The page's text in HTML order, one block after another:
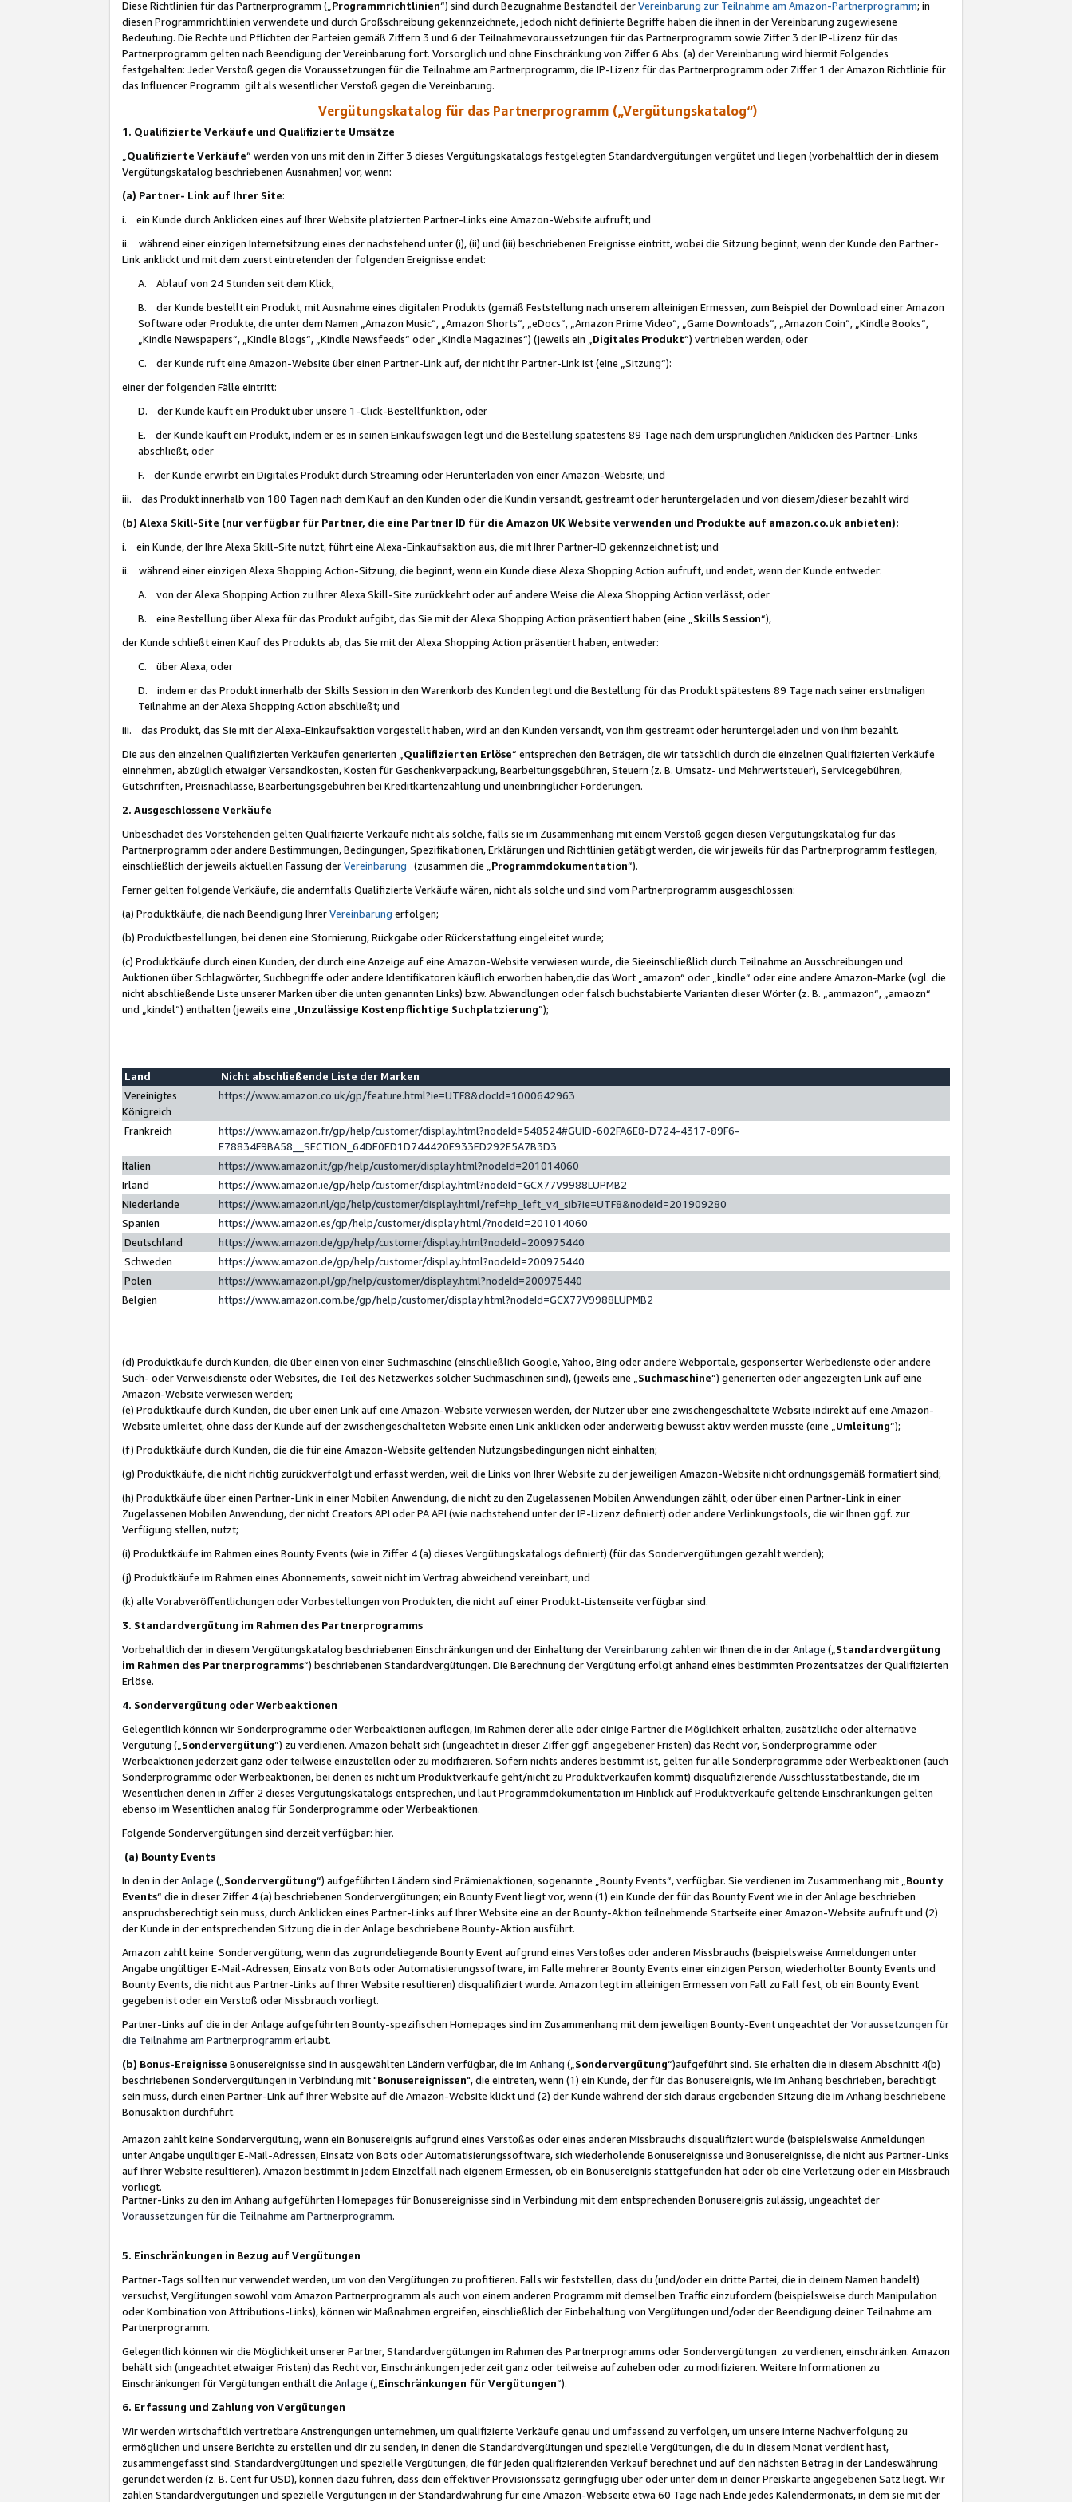
Diese Richtlinien für das Partnerprogramm („Programmrichtlinien“) sind durch Bezugnahme Bestandteil derVereinbarung zur Teilnahme am Amazon-Partnerprogramm; in
diesen Programmrichtlinien verwendete und durch Großschreibung gekennzeichnete, jedoch nicht definierte Begriffe haben die ihnen in der Vereinbarung zugewiesene
Bedeutung. Die Rechte und Pflichten der Parteien gemäß Ziffern 3 und 6 der Teilnahmevoraussetzungen für das Partnerprogramm sowie Ziffer 3 der IP-Lizenz für das
Partnerprogramm gelten nach Beendigung der Vereinbarung fort. Vorsorglich und ohne Einschränkung von Ziffer 6 Abs. (a) der Vereinbarung wird hiermit Folgendes
festgehalten: Jeder Verstoß gegen die Voraussetzungen für die Teilnahme am Partnerprogramm, die IP-Lizenz für das Partnerprogramm oder Ziffer 1 der Amazon Richtlinie für
das Influencer Programm gilt als wesentlicher Verstoß gegen die Vereinbarung.
Vergütungskatalog für das Partnerprogramm („Vergütungskatalog“)
1. Qualifizierte Verkäufe und Qualifizierte Umsätze
Qualifizierte Verkäufe“ werden von uns mit den in Ziffer 3 dieses Vergütungskatalogs festgelegten Standardvergütungen vergütet und liegen (vorbehaltlich der in diesem
Vergütungskatalog beschriebenen Ausnahmen) vor, wenn:
(a) Partner- Link auf Ihrer Site:
i. ein Kunde durch Anklicken eines auf Ihrer Website platzierten Partner-Links eine Amazon-Website aufruft; und
ii. während einer einzigen Internetsitzung eines der nachstehend unter (i), (ii) und (iii) beschriebenen Ereignisse eintritt, wobei die Sitzung beginnt, wenn der Kunde den Partner-
Link anklickt und mit dem zuerst eintretenden der folgenden Ereignisse endet:
A. Ablauf von 24 Stunden seit dem Klick,
B. der Kunde bestellt ein Produkt, mit Ausnahme eines digitalen Produkts (gemäß Feststellung nach unserem alleinigen Ermessen, zum Beispiel der Download einer Amazon
Software oder Produkte, die unter dem Namen „Amazon Music“, „Amazon Shorts“, „eDocs“, „Amazon Prime Video“, „Game Downloads“, „Amazon Coin“, „Kindle Books“,
„Kindle Newspapers“, „Kindle Blogs“, „Kindle Newsfeeds“ oder „Kindle Magazines“) (jeweils ein „ Digitales Produkt“) vertrieben werden, oder
C. der Kunde ruft eine Amazon-Website über einen Partner-Link auf, der nicht Ihr Partner-Link ist (eine „Sitzung“):
einer der folgenden Fälle eintritt:
D. der Kunde kauft ein Produkt über unsere 1-Click-Bestellfunktion, oder
E. der Kunde kauft ein Produkt, indem er es in seinen Einkaufswagen legt und die Bestellung spätestens 89 Tage nach dem ursprünglichen Anklicken des Partner-Links
abschließt, oder
F. der Kunde erwirbt ein Digitales Produkt durch Streaming oder Herunterladen von einer Amazon-Website; und
iii. das Produkt innerhalb von 180 Tagen nach dem Kauf an den Kunden oder die Kundin versandt, gestreamt oder heruntergeladen und von diesem/dieser bezahlt wird
(b) Alexa Skill-Site (nur verfügbar für Partner, die eine Partner ID für die Amazon UK Website verwenden und Produkte auf amazon.co.uk anbieten):
i. ein Kunde, der Ihre Alexa Skill-Site nutzt, führt eine Alexa-Einkaufsaktion aus, die mit Ihrer Partner-ID gekennzeichnet ist; und
ii. während einer einzigen Alexa Shopping Action-Sitzung, die beginnt, wenn ein Kunde diese Alexa Shopping Action aufruft, und endet, wenn der Kunde entweder:
A. von der Alexa Shopping Action zu Ihrer Alexa Skill-Site zurückkehrt oder auf andere Weise die Alexa Shopping Action verlässt, oder
B. eine Bestellung über Alexa für das Produkt aufgibt, das Sie mit der Alexa Shopping Action präsentiert haben (eine „ Skills Session“),
der Kunde schließt einen Kauf des Produkts ab, das Sie mit der Alexa Shopping Action präsentiert haben, entweder:
C. über Alexa, oder
D. indem er das Produkt innerhalb der Skills Session in den Warenkorb des Kunden legt und die Bestellung für das Produkt spätestens 89 Tage nach seiner erstmaligen
Teilnahme an der Alexa Shopping Action abschließt; und
iii. das Produkt, das Sie mit der Alexa-Einkaufsaktion vorgestellt haben, wird an den Kunden versandt, von ihm gestreamt oder heruntergeladen und von ihm bezahlt.
Die aus den einzelnen Qualifizierten Verkäufen generierten „ Qualifizierten Erlöse“ entsprechen den Beträgen, die wir tatsächlich durch die einzelnen Qualifizierten Verkäufe
einnehmen, abzüglich etwaiger Versandkosten, Kosten für Geschenkverpackung, Bearbeitungsgebühren, Steuern (z. B. Umsatz- und Mehrwertsteuer), Servicegebühren,
Gutschriften, Preisnachlässe, Bearbeitungsgebühren bei Kreditkartenzahlung und uneinbringlicher Forderungen.
2. Ausgeschlossene Verkäufe
Unbeschadet des Vorstehenden gelten Qualifizierte Verkäufe nicht als solche, falls sie im Zusammenhang mit einem Verstoß gegen diesen Vergütungskatalog für das
Partnerprogramm oder andere Bestimmungen, Bedingungen, Spezifikationen, Erklärungen und Richtlinien getätigt werden, die wir jeweils für das Partnerprogramm festlegen,
einschließlich der jeweils aktuellen Fassung derVereinbarung (zusammen die „ Programmdokumentation“).
Ferner gelten folgende Verkäufe, die andernfalls Qualifizierte Verkäufe wären, nicht als solche und sind vom Partnerprogramm ausgeschlossen:
(a) Produktkäufe, die nach Beendigung IhrerVereinbarung erfolgen;
(b) Produktbestellungen, bei denen eine Stornierung, Rückgabe oder Rückerstattung eingeleitet wurde;
(c) Produktkäufe durch einen Kunden, der durch eine Anzeige auf eine Amazon-Website verwiesen wurde, die Sieeinschließlich durch Teilnahme an Ausschreibungen und
Auktionen über Schlagwörter, Suchbegriffe oder andere Identifikatoren käuflich erworben haben,die das Wort „amazon“ oder „kindle“ oder eine andere Amazon-Marke (vgl. die
nicht abschließende Liste unserer Marken über die unten genannten Links) bzw. Abwandlungen oder falsch buchstabierte Varianten dieser Wörter (z. B. „ammazon“, „amaozn“
und „kindel“) enthalten (jeweils eine „ Unzulässige Kostenpflichtige Suchplatzierung”);
Land
Nicht abschließende Liste der Marken
Vereinigtes
Königreich
https://www.amazon.co.uk/gp/feature.html?ie=UTF8&docId=1000642963
Frankreich
https://www.amazon.fr/gp/help/customer/display.html?nodeId=548524#GUID-602FA6E8-D724-4317-89F6-
E78834F9BA58__SECTION_64DE0ED1D744420E933ED292E5A7B3D3
Italien
https://www.amazon.it/gp/help/customer/display.html?nodeId=201014060
Irland
https://www.amazon.ie/gp/help/customer/display.html?nodeId=GCX77V9988LUPMB2
Niederlande
https://www.amazon.nl/gp/help/customer/display.html/ref=hp_left_v4_sib?ie=UTF8&nodeId=201909280
Spanien
https://www.amazon.es/gp/help/customer/display.html/?nodeId=201014060
Deutschland
https://www.amazon.de/gp/help/customer/display.html?nodeId=200975440
Schweden
https://www.amazon.de/gp/help/customer/display.html?nodeId=200975440
Polen
https://www.amazon.pl/gp/help/customer/display.html?nodeId=200975440
Belgien
https://www.amazon.com.be/gp/help/customer/display.html?nodeId=GCX77V9988LUPMB2
(d) Produktkäufe durch Kunden, die über einen von einer Suchmaschine (einschließlich Google, Yahoo, Bing oder andere Webportale, gesponserter Werbedienste oder andere
Such- oder Verweisdienste oder Websites, die Teil des Netzwerkes solcher Suchmaschinen sind), (jeweils eine „ Suchmaschine“) generierten oder angezeigten Link auf eine
Amazon-Website verwiesen werden;
(e) Produktkäufe durch Kunden, die über einen Link auf eine Amazon-Website verwiesen werden, der Nutzer über eine zwischengeschaltete Website indirekt auf eine Amazon-
Website umleitet, ohne dass der Kunde auf der zwischengeschalteten Website einen Link anklicken oder anderweitig bewusst aktiv werden müsste (eine „ Umleitung“);
(f) Produktkäufe durch Kunden, die die für eine Amazon-Website geltenden Nutzungsbedingungen nicht einhalten;
(g) Produktkäufe, die nicht richtig zurückverfolgt und erfasst werden, weil die Links von Ihrer Website zu der jeweiligen Amazon-Website nicht ordnungsgemäß formatiert sind;
(h) Produktkäufe über einen Partner-Link in einer Mobilen Anwendung, die nicht zu den Zugelassenen Mobilen Anwendungen zählt, oder über einen Partner-Link in einer
Zugelassenen Mobilen Anwendung, der nicht Creators API oder PA API (wie nachstehend unter der IP-Lizenz definiert) oder andere Verlinkungstools, die wir Ihnen ggf. zur
Verfügung stellen, nutzt;
(i) Produktkäufe im Rahmen eines Bounty Events (wie in Ziffer 4 (a) dieses Vergütungskatalogs definiert) (für das Sondervergütungen gezahlt werden);
(j) Produktkäufe im Rahmen eines Abonnements, soweit nicht im Vertrag abweichend vereinbart, und
(k) alle Vorabveröffentlichungen oder Vorbestellungen von Produkten, die nicht auf einer Produkt-Listenseite verfügbar sind.
3. Standardvergütung im Rahmen des Partnerprogramms
Vorbehaltlich der in diesem Vergütungskatalog beschriebenen Einschränkungen und der Einhaltung derVereinbarung zahlen wir Ihnen die in derAnlage („ Standardvergütung
im Rahmen des Partnerprogramms“) beschriebenen Standardvergütungen. Die Berechnung der Vergütung erfolgt anhand eines bestimmten Prozentsatzes der Qualifizierten
Erlöse.
4. Sondervergütung oder Werbeaktionen
Gelegentlich können wir Sonderprogramme oder Werbeaktionen auflegen, im Rahmen derer alle oder einige Partner die Möglichkeit erhalten, zusätzliche oder alternative
Vergütung („ Sondervergütung”) zu verdienen. Amazon behält sich (ungeachtet in dieser Ziffer ggf. angegebener Fristen) das Recht vor, Sonderprogramme oder
Werbeaktionen jederzeit ganz oder teilweise einzustellen oder zu modifizieren. Sofern nichts anderes bestimmt ist, gelten für alle Sonderprogramme oder Werbeaktionen (auch
Sonderprogramme oder Werbeaktionen, bei denen es nicht um Produktverkäufe geht/nicht zu Produktverkäufen kommt) disqualifizierende Ausschlusstatbestände, die im
Wesentlichen denen in Ziffer 2 dieses Vergütungskatalogs entsprechen, und laut Programmdokumentation im Hinblick auf Produktverkäufe geltende Einschränkungen gelten
ebenso im Wesentlichen analog für Sonderprogramme oder Werbeaktionen.
Folgende Sondervergütungen sind derzeit verfügbar: hier.
(a) Bounty Events
In den in derAnlage („ Sondervergütung“) aufgeführten Ländern sind Prämienaktionen, sogenannte „Bounty Events“, verfügbar. Sie verdienen im Zusammenhang mit „ Bounty
Events“ die in dieser Ziffer 4 (a) beschriebenen Sondervergütungen; ein Bounty Event liegt vor, wenn (1) ein Kunde der für das Bounty Event wie in der Anlage beschrieben
anspruchsberechtigt sein muss, durch Anklicken eines Partner-Links auf Ihrer Website eine an der Bounty-Aktion teilnehmende Startseite einer Amazon-Website aufruft und (2)
der Kunde in der entsprechenden Sitzung die in der Anlage beschriebene Bounty-Aktion ausführt.
Amazon zahlt keine Sondervergütung, wenn das zugrundeliegende Bounty Event aufgrund eines Verstoßes oder anderen Missbrauchs (beispielsweise Anmeldungen unter
Angabe ungültiger E-Mail-Adressen, Einsatz von Bots oder Automatisierungssoftware, im Falle mehrerer Bounty Events einer einzigen Person, wiederholter Bounty Events und
Bounty Events, die nicht aus Partner-Links auf Ihrer Website resultieren) disqualifiziert wurde. Amazon legt im alleinigen Ermessen von Fall zu Fall fest, ob ein Bounty Event
gegeben ist oder ein Verstoß oder Missbrauch vorliegt.
Partner-Links auf die in der Anlage aufgeführten Bounty-spezifischen Homepages sind im Zusammenhang mit dem jeweiligen Bounty-Event ungeachtet derVoraussetzungen für
die Teilnahme am Partnerprogramm erlaubt.
(b) Bonus-Ereignisse Bonusereignisse sind in ausgewählten Ländern verfügbar, die im Anhang („ Sondervergütung“)aufgeführt sind. Sie erhalten die in diesem Abschnitt 4(b)
beschriebenen Sondervergütungen in Verbindung mit "Bonusereignissen", die eintreten, wenn (1) ein Kunde, der für das Bonusereignis, wie im Anhang beschrieben, berechtigt
sein muss, durch einen Partner-Link auf Ihrer Website auf die Amazon-Website klickt und (2) der Kunde während der sich daraus ergebenden Sitzung die im Anhang beschriebene
Bonusaktion durchführt.
Amazon zahlt keine Sondervergütung, wenn ein Bonusereignis aufgrund eines Verstoßes oder eines anderen Missbrauchs disqualifiziert wurde (beispielsweise Anmeldungen
unter Angabe ungültiger E-Mail-Adressen, Einsatz von Bots oder Automatisierungssoftware, sich wiederholende Bonusereignisse und Bonusereignisse, die nicht aus Partner-Links
auf Ihrer Website resultieren). Amazon bestimmt in jedem Einzelfall nach eigenem Ermessen, ob ein Bonusereignis stattgefunden hat oder ob eine Verletzung oder ein Missbrauch
vorliegt.
Partner-Links zu den im Anhang aufgeführten Homepages für Bonusereignisse sind in Verbindung mit dem entsprechenden Bonusereignis zulässig, ungeachtet der
Voraussetzungen für die Teilnahme am Partnerprogramm.
5. Einschränkungen in Bezug auf Vergütungen
Partner-Tags sollten nur verwendet werden, um von den Vergütungen zu profitieren. Falls wir feststellen, dass du (und/oder ein dritte Partei, die in deinem Namen handelt)
versuchst, Vergütungen sowohl vom Amazon Partnerprogramm als auch von einem anderen Programm mit demselben Traffic einzufordern (beispielsweise durch Manipulation
oder Kombination von Attributions-Links), können wir Maßnahmen ergreifen, einschließlich der Einbehaltung von Vergütungen und/oder der Beendigung deiner Teilnahme am
Partnerprogramm.
Gelegentlich können wir die Möglichkeit unserer Partner, Standardvergütungen im Rahmen des Partnerprogramms oder Sondervergütungen zu verdienen, einschränken. Amazon
behält sich (ungeachtet etwaiger Fristen) das Recht vor, Einschränkungen jederzeit ganz oder teilweise aufzuheben oder zu modifizieren. Weitere Informationen zu
Einschränkungen für Vergütungen enthält die Anlage („ Einschränkungen für Vergütungen“).
6. Erfassung und Zahlung von Vergütungen
Wir werden wirtschaftlich vertretbare Anstrengungen unternehmen, um qualifizierte Verkäufe genau und umfassend zu verfolgen, um unsere interne Nachverfolgung zu
ermöglichen und unsere Berichte zu erstellen und dir zu senden, in denen die Standardvergütungen und spezielle Vergütungen, die du in diesem Monat verdient hast,
zusammengefasst sind. Standardvergütungen und spezielle Vergütungen, die für jeden qualifizierenden Verkauf berechnet und auf den nächsten Betrag in der Landeswährung
gerundet werden (z. B. Cent für USD), können dazu führen, dass dein effektiver Provisionssatz geringfügig über oder unter dem in deiner Preiskarte angegebenen Satz liegt. Wir
zahlen Standardvergütungen und spezielle Vergütungen in der Standardwährung für eine Amazon-Webseite etwa 60 Tage nach Ende jedes Kalendermonats, in dem sie mit der